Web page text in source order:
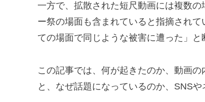
一方で、拡散された短尺動画には複数
ー祭の場面も含まれていると指摘され
ての場面で同じような被害に遭った」と
この記事では、何が起きたのか、動画
と、なぜ話題になっているのか、SNS